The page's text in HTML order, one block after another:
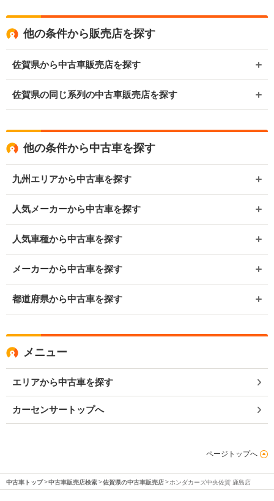
他の条件から販売店を探す
佐賀県から中古車販売店を探す
佐賀県の同じ系列の中古車販売店を探す
他の条件から中古車を探す
九州エリアから中古車を探す
人気メーカーから中古車を探す
人気車種から中古車を探す
メーカーから中古車を探す
都道府県から中古車を探す
メニュー
エリアから中古車を探す
カーセンサートップへ
ページトップへ
中古車トップ 中古車販売店検索 佐賀県の中古車販売店 ホンダカーズ中央佐賀 鹿島店